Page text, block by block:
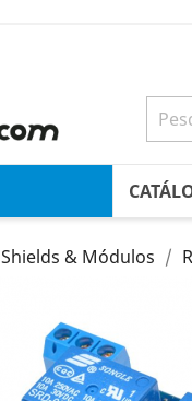
Shields & Módulos